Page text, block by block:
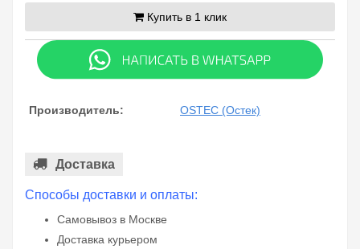
Купить в 1 клик
Производитель: OSTEC (Остек)
Доставка
Способы доставки и оплаты:
Самовывоз в Москве
Доставка курьером